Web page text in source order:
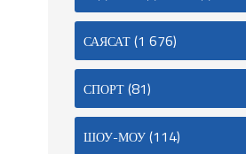
САЯСАТ(1 676)
СПОРТ(81)
ШОУ-МОУ(114)